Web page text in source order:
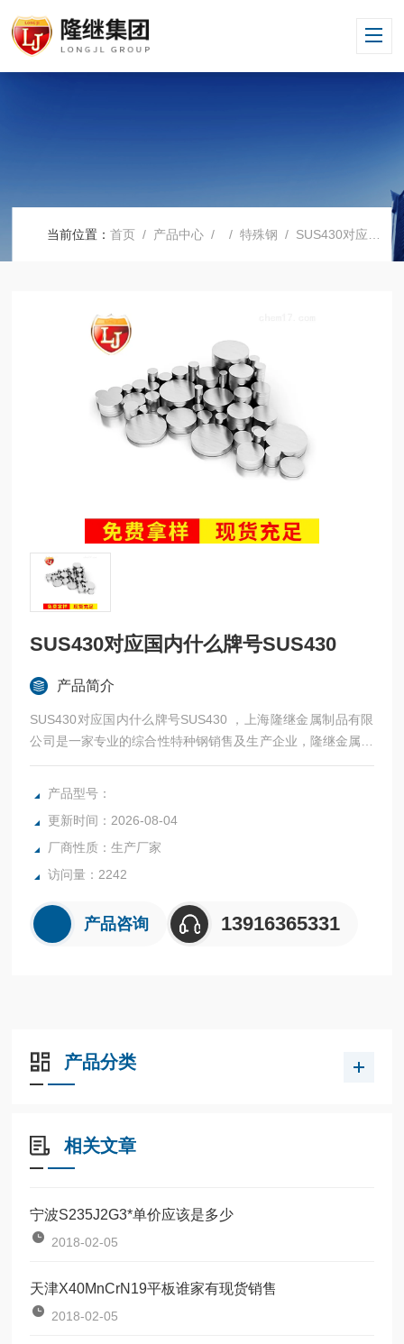
当前位置：首页 / 产品中心 / /特殊钢 / SUS430对应国内什么牌号SUS430
SUS430对应国内什么牌号SUS430
产品简介
SUS430对应国内什么牌号SUS430 ，上海隆继金属制品有限
公司是一家专业的综合性特种钢销售及生产企业，隆继金属立
足于本土品牌，常年与宝钢、太钢等合作，法国奥博杜瓦、美
国熔炉斯伯、美国斯穆集团等世界为国内各大加工制造企业提
产品型号：
更新时间：2026-08-04
厂商性质：生产厂家
访问量：2242
产品咨询 13916365331
产品分类
相关文章
宁波S235J2G3*单价应该是多少
2018-02-05
天津X40MnCrN19平板谁家有现货销售
2018-02-05